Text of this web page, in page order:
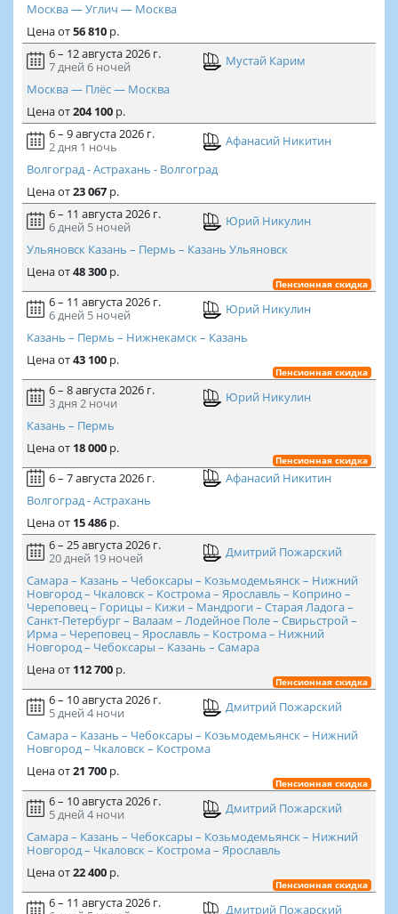
Москва — Углич — Москва
Ценаот56 810р.
6 – 12 августа 2026 г.
7 дней 6 ночей
Мустай Карим
Москва — Плёс — Москва
Ценаот204 100р.
6 – 9 августа 2026 г.
2 дня 1 ночь
Афанасий Никитин
Волгоград - Астрахань - Волгоград
Ценаот23 067р.
6 – 11 августа 2026 г.
6 дней 5 ночей
Юрий Никулин
Ульяновск Казань – Пермь – Казань Ульяновск
Ценаот48 300р.
Пенсионная скидка
6 – 11 августа 2026 г.
6 дней 5 ночей
Юрий Никулин
Казань – Пермь – Нижнекамск – Казань
Ценаот43 100р.
Пенсионная скидка
6 – 8 августа 2026 г.
3 дня 2 ночи
Юрий Никулин
Казань – Пермь
Ценаот 18 000р.
Пенсионная скидка
6 – 7 августа 2026 г.
Афанасий Никитин
Волгоград - Астрахань
Ценаот 15 486р.
6 – 25 августа 2026 г.
20 дней 19 ночей
Дмитрий Пожарский
Самара – Казань – Чебоксары – Козьмодемьянск – Нижний
Новгород – Чкаловск – Кострома – Ярославль – Коприно –
Череповец – Горицы – Кижи – Мандроги – Старая Ладога –
Санкт-Петербург – Валаам – Лодейное Поле – Свирьстрой –
Ирма – Череповец – Ярославль – Кострома – Нижний
Новгород – Чебоксары – Казань – Самара
Ценаот 112 700р.
Пенсионная скидка
6 – 10 августа 2026 г.
5 дней 4 ночи
Дмитрий Пожарский
Самара – Казань – Чебоксары – Козьмодемьянск – Нижний
Новгород – Чкаловск – Кострома
Ценаот21 700р.
Пенсионная скидка
6 – 10 августа 2026 г.
5 дней 4 ночи
Дмитрий Пожарский
Самара – Казань – Чебоксары – Козьмодемьянск – Нижний
Новгород – Чкаловск – Кострома – Ярославль
Ценаот22 400р.
Пенсионная скидка
6 – 11 августа 2026 г.
Дмитрий Пожарский